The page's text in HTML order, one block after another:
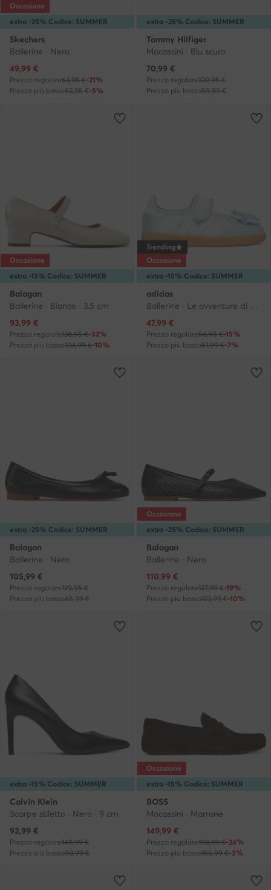
extra -25% Codice: SUMMER
Occasione
Skechers
Ballerine · Nero
Prezzo attuale
49,99 €
Prezzo regolare63,95 €-21%
Prezzo più basso52,95 €-5%
extra -25% Codice: SUMMER
Tommy Hilfiger
Mocassini · Blu scuro
Prezzo attuale
70,99 €
Prezzo regolare109,95 €
Prezzo più basso59,99 €
extra -15% Codice: SUMMER
Occasione
Balagan
Ballerine · Bianco · 3.5 cm
Prezzo attuale
93,99 €
Prezzo regolare138,95 €-32%
Prezzo più basso104,99 €-10%
extra -15% Codice: SUMMER
Trending
Occasione
adidas
Prezzo attuale
47,99 €
Prezzo regolare56,95 €-15%
Prezzo più basso51,99 €-7%
extra -25% Codice: SUMMER
Balagan
Ballerine · Nero
Prezzo attuale
105,99 €
Prezzo regolare129,95 €
Prezzo più basso85,99 €
extra -25% Codice: SUMMER
Occasione
Balagan
Ballerine · Nero
Prezzo attuale
110,99 €
Prezzo regolare137,99 €-19%
Prezzo più basso123,99 €-10%
extra -15% Codice: SUMMER
Calvin Klein
Scarpe stiletto · Nero · 9 cm
Prezzo attuale
93,99 €
Prezzo regolare149,99 €
Prezzo più basso90,99 €
extra -15% Codice: SUMMER
Occasione
BOSS
Mocassini · Marrone
Prezzo attuale
149,99 €
Prezzo regolare198,99 €-24%
Prezzo più basso155,99 €-3%